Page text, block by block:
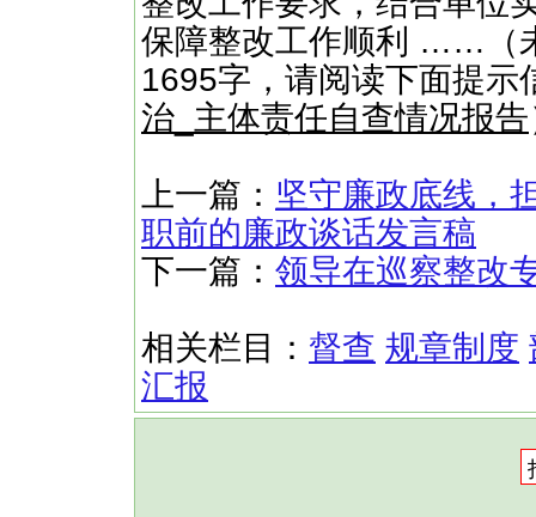
保障整改工作顺利 ……（
1695字，请阅读下面提示
治_主体责任自查情况报告
上一篇： 坚守廉政底线，
职前的廉政谈话发言稿
下一篇： 领导在巡察整改
相关栏目： 督查 规章制度
汇报